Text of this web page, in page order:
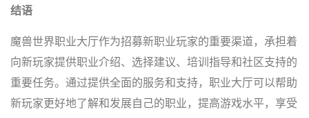
结语
魔兽世界职业大厅作为招募新职业玩家的重要渠道，承担着
向新玩家提供职业介绍、选择建议、培训指导和社区支持的
重要任务。通过提供全面的服务和支持，职业大厅可以帮助
新玩家更好地了解和发展自己的职业，提高游戏水平，享受